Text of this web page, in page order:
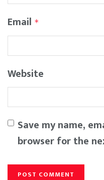
Email *
Website
Save my name,
browser for the